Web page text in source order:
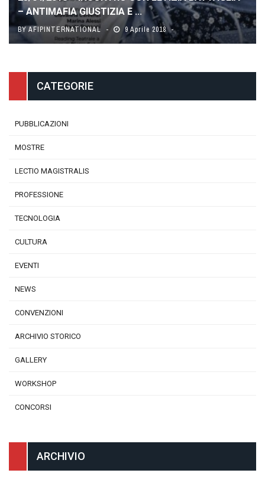
– ANTIMAFIA GIUSTIZIA E ...
BY AFIPINTERNATIONAL 9 Aprile 2018
CATEGORIE
PUBBLICAZIONI
MOSTRE
LECTIO MAGISTRALIS
PROFESSIONE
TECNOLOGIA
CULTURA
EVENTI
NEWS
CONVENZIONI
ARCHIVIO STORICO
GALLERY
WORKSHOP
CONCORSI
ARCHIVIO